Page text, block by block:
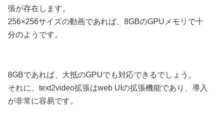
張が存在します。
256×256サイズの動画であれば、8GBのGPUメモリで十
分のようです。
8GBであれば、大抵のGPUでも対応できるでしょう。
それに、text2video拡張はweb UIの拡張機能であり、導入
が非常に容易です。